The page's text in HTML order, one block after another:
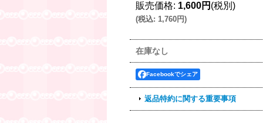
販売価格: 1,600円 (税別)
(税込: 1,760円)
在庫なし
Facebookでシェア
返品特約に関する重要事項